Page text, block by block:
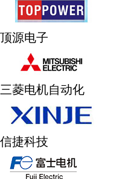
基建
顶源电子
三菱电机自动化
信捷科技